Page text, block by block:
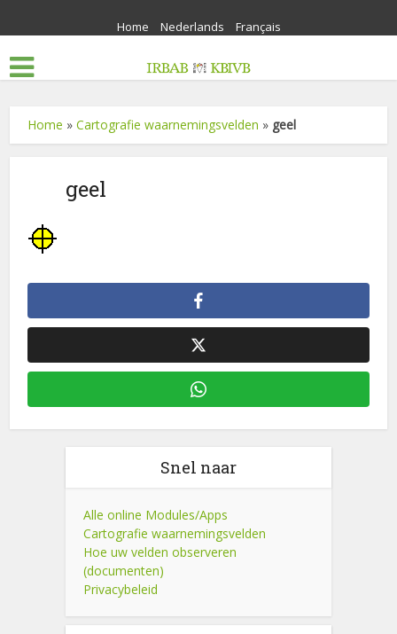
Home Nederlands Français
Home »Cartografie waarnemingsvelden » geel
geel
Snel naar
Alle online Modules/Apps
Cartografie waarnemingsvelden
Hoe uw velden observeren
(documenten)
Privacybeleid